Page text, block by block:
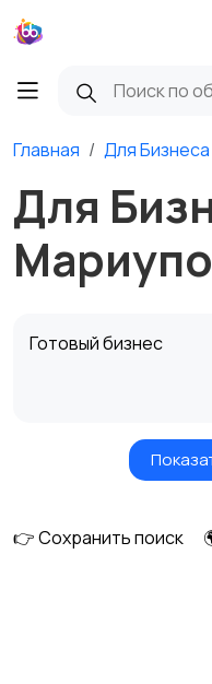
Главная Для Бизнеса
Для
Готовый бизнес
Оборудование
👉 Сохранить поиск